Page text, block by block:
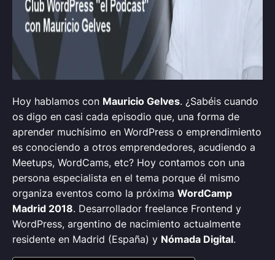
Hoy hablamos con Mauricio Gelves. ¿Sabéis cuando
os digo en casi cada episodio que, una forma de
aprender muchísimo en WordPress o emprendimiento
es conociendo a otros emprendedores, acudiendo a
Meetups, WordCams, etc? Hoy contamos con una
persona especialista en el tema porque él mismo
organiza eventos como la próxima WordCamp
Madrid 2018. Desarrollador freelance Frontend y
WordPress, argentino de nacimiento actualmente
residente en Madrid (España) y Nómada Digital.